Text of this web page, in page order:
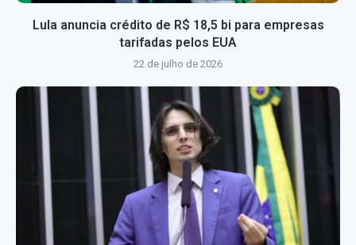
Lula anuncia crédito de R$ 18,5 bi para empresas
tarifadas pelos EUA
22 de julho de 2026